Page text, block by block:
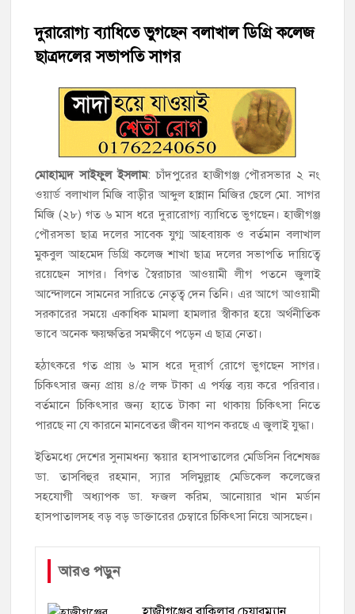
শাহরাস্তিতে মসজিদ কমিটি নিয়ে সংঘর্ষ, উভয় পক্ষের আহত ৫
হাজীগঞ্জের টোরাগড় কাজী বাড়ি সড়কে রহিমা ভবনের প্রধান ফটক লক
হাজীগঞ্জ পৌরসভার মেয়র প্রার্থী অ্যাড. টিটু টোরাগড় পূর্বপাড়া জামে
মসজিদে জুমা আদায়
হাজীগঞ্জে শিক্ষার্থীদের লেখাপড়ার মানোন্নয়নে ও উপস্থিতি নিশ্চিতকরণে
অভিভাবক সমাবেশ
হাজীগঞ্জে অস্বাস্থ্যকর পরিবেশে খাবার প্রস্তুত: ২ হোটেলকে ৪৫ হাজার
টাকা জরিমানা
দুরারোগ্য ব্যাধিতে ভুগছেন বলাখাল ডিগ্রি কলেজ
ছাত্রদলের সভাপতি সাগর
মোহাম্মদ সাইফুল ইসলাম: চাঁদপুরের হাজীগঞ্জ পৌরসভার ২ নং
ওয়ার্ড বলাখাল মিজি বাড়ীর আব্দুল হান্নান মিজির ছেলে মো. সাগর
মিজি (২৮) গত ৬ মাস ধরে দুরারোগ্য ব্যাধিতে ভুগছেন। হাজীগঞ্জ
পৌরসভা ছাত্র দলের সাবেক যুগ্ম আহবায়ক ও বর্তমান বলাখাল
মুকবুল আহমেদ ডিগ্রি কলেজ শাখা ছাত্র দলের সভাপতি দায়িত্বে
রয়েছেন সাগর। বিগত স্বৈরাচার আওয়ামী লীগ পতনে জুলাই
আন্দোলনে সামনের সারিতে নেতৃত্ব দেন তিনি। এর আগে আওয়ামী
সরকারের সময়ে একাধিক মামলা হামলার স্বীকার হয়ে অর্থনীতিক
ভাবে অনেক ক্ষয়ক্ষতির সমক্ষীণে পড়েন এ ছাত্র নেতা।
হঠাৎকরে গত প্রায় ৬ মাস ধরে দূরার্গ রোগে ভুগছেন সাগর।
চিকিৎসার জন্য প্রায় ৪/৫ লক্ষ টাকা এ পর্যন্ত ব্যয় করে পরিবার।
বর্তমানে চিকিৎসার জন্য হাতে টাকা না থাকায় চিকিৎসা নিতে
পারছে না যে কারনে মানবেতর জীবন যাপন করছে এ জুলাই যুদ্ধা।
ইতিমধ্যে দেশের সুনামধন্য স্কয়ার হাসপাতালের মেডিসিন বিশেষজ্ঞ
ডা. তাসবিহুর রহমান, স্যার সলিমুল্লাহ মেডিকেল কলেজের
সহযোগী অধ্যাপক ডা. ফজল করিম, আনোয়ার খান মর্ডান
হাসপাতালসহ বড় বড় ডাক্তারের চেম্বারে চিকিৎসা নিয়ে আসছেন।
আরও পড়ুন